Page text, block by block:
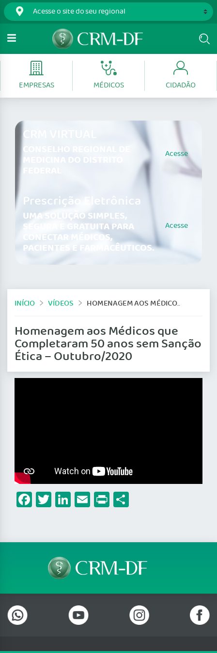
EMPRESAS MÉDICOS CIDADÃO
CRM VIRTUAL
CONSELHO REGIONAL DE
MEDICINA DO DISTRITO Acesse
Prescrição Eletrônica
UMA SOLUÇÃO SIMPLES,
SEGURA E GRATUITA PARA
CONECTAR MÉDICOS,
PACIENTES E FARMACÊUTICOS.
Acesse
INÍCIO VÍDEOS HOMENAGEM AOS MÉDICOS QUE COMPLETARAM 50 ANOS SEM SANÇÃO ÉTICA – OUTUBRO/2020
Homenagem aos Médicos que
Completaram 50 anos sem Sanção
Ética – Outubro/2020
Facebook
Twitter
LinkedIn
Email
Print